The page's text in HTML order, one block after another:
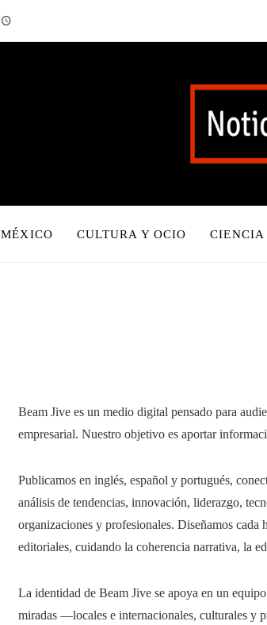
MÉXICO CULTURA Y OCIO CIENCIA
Beam Jive es un medio digital pensado para
empresarial. Nuestro objetivo es aportar
Publicamos en inglés, español y portugués,
análisis de tendencias, innovación, liderazgo,
organizaciones y profesionales. Diseñamos
editoriales, cuidando la coherencia narrativa, la
La identidad de Beam Jive se apoya en un
miradas —locales e internacionales, culturales y